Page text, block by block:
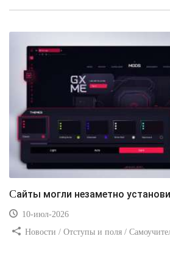
Сайты могли незаметно
10-июл-2026
Новости / Отступы и поля /